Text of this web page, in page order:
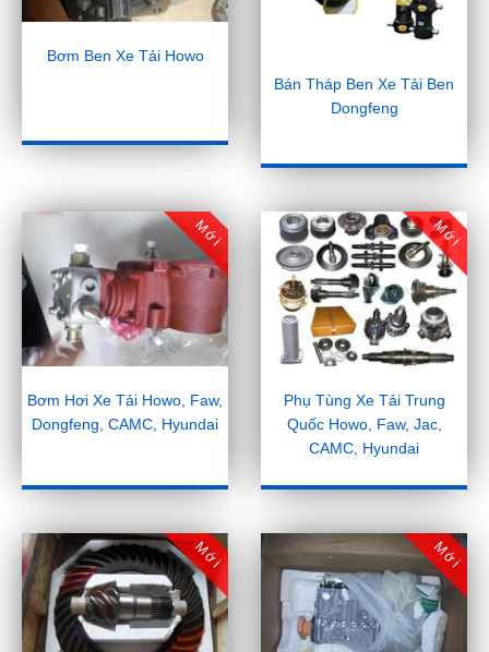
Bơm Ben Xe Tải Howo
Bán Tháp Ben Xe Tải Ben
Dongfeng
Mới
Bơm Hơi Xe Tải Howo, Faw,
Dongfeng, CAMC, Hyundai
Mới
Phụ Tùng Xe Tải Trung
Quốc Howo, Faw, Jac,
CAMC, Hyundai
Mới Mới